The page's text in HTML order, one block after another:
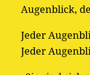
Augenblick,
Jeder
Jeder